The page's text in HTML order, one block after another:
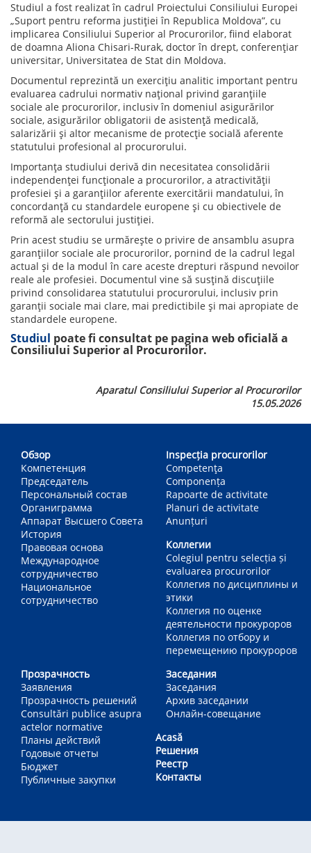
Studiul a fost realizat în cadrul Proiectului Consiliului Europei
„Suport pentru reforma justiției în Republica Moldova”, cu
implicarea Consiliului Superior al Procurorilor, fiind elaborat
de doamna Aliona Chisari-Rurak, doctor în drept, conferențiar
universitar, Universitatea de Stat din Moldova.
Documentul reprezintă un exercițiu analitic important pentru
evaluarea cadrului normativ național privind garanțiile
sociale ale procurorilor, inclusiv în domeniul asigurărilor
sociale, asigurărilor obligatorii de asistență medicală,
salarizării și altor mecanisme de protecție socială aferente
statutului profesional al procurorului.
Importanța studiului derivă din necesitatea consolidării
independenței funcționale a procurorilor, a atractivității
profesiei și a garanțiilor aferente exercitării mandatului, în
concordanță cu standardele europene și cu obiectivele de
reformă ale sectorului justiției.
Prin acest studiu se urmărește o privire de ansamblu asupra
garanțiilor sociale ale procurorilor, pornind de la cadrul legal
actual și de la modul în care aceste drepturi răspund nevoilor
reale ale profesiei. Documentul vine să susțină discuțiile
privind consolidarea statutului procurorului, inclusiv prin
garanții sociale mai clare, mai predictibile și mai apropiate de
standardele europene.
Studiul poate fi consultat pe pagina web oficială a
Consiliului Superior al Procurorilor.
Aparatul Consiliului Superior al Procurorilor
15.05.2026
navigation
Обзор
Компетенция
Председатель
Персональный состав
Органиграмма
Аппарат Высшего Совета
История
Правовая основа
Международное
сотрудничество
Национальное
сотрудничество
Inspecția procurorilor
Competenţa
Componența
Rapoarte de activitate
Planuri de activitate
Anunțuri
Коллегии
Colegiul pentru selecția și
evaluarea procurorilor
Коллегия по дисциплины и
этики
Коллегия по оценке
деятельности прокуроров
Коллегия по отбору и
перемещению прокуроров
Прозрачность
Заявления
Прозрачность решений
Consultări publice asupra
actelor normative
Планы действий
Годовые отчеты
Бюджет
Публичные закупки
Заседания
Заседания
Архив заседании
Онлайн-совещание
Acasă
Решения
Реестр
Контакты